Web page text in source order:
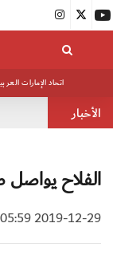
اتحاد الإمارات
الأخبار
الفلاح يواصل
2019-12-29 05:59